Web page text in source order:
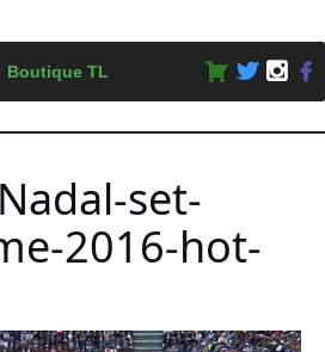
Boutique TL
set-
2016-hot-